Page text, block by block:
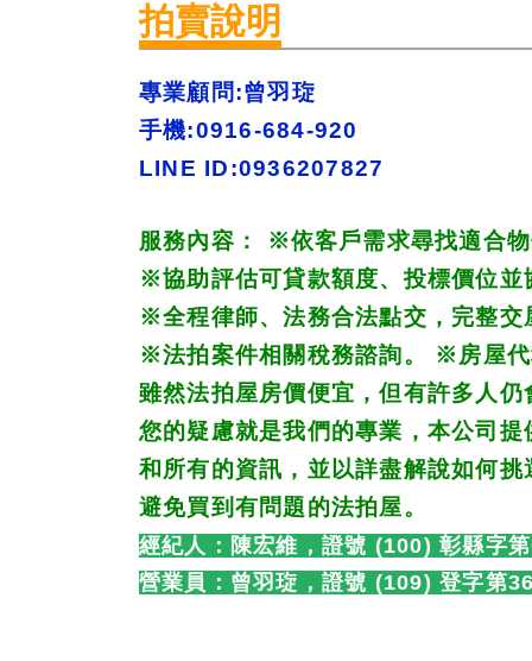
拍賣說明
專業顧問:曾羽琁
手機:0916-684-920
LINE ID:0936207827
服務內容： ※依客戶需求尋找適合
※協助評估可貸款額度、投標價位
※全程律師、法務合法點交，完整
※法拍案件相關稅務諮詢。 ※ 房屋
雖然法拍屋房價便宜，但有許多人
您的疑慮就是我們的專業，本公司
和所有的資訊，並以詳盡解說如何
避免買到有問題的法拍屋。
經紀人：陳宏維，證號 (100) 彰縣字
營業員： 曾羽琁，證號 (109) 登字